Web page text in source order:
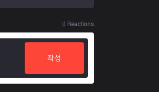
0 Reactions
작성